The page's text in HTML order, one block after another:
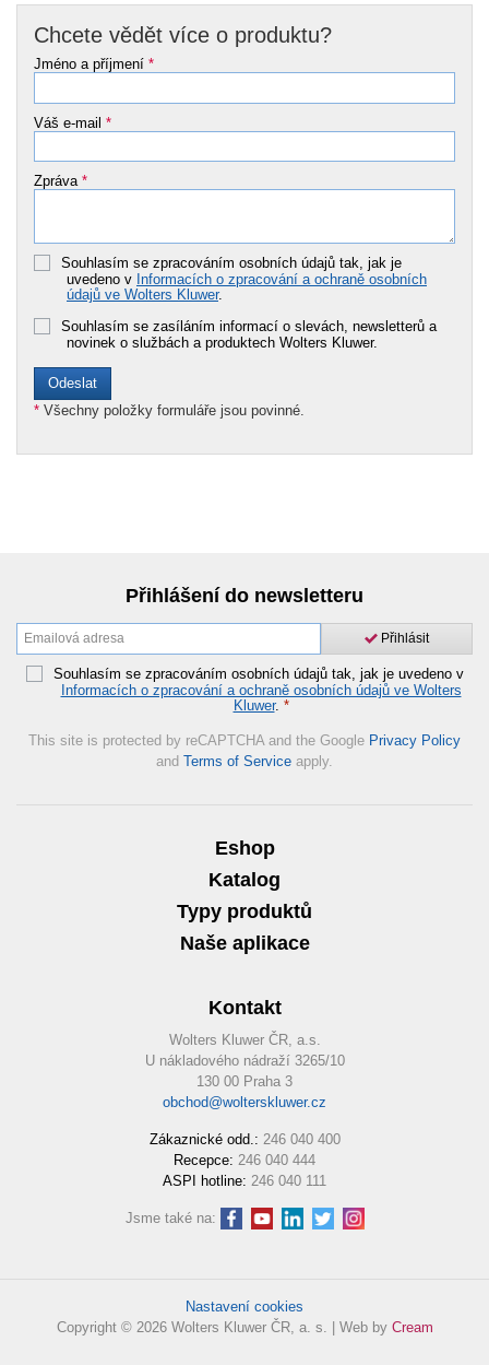
Chcete vědět více o produktu?
Jméno a příjmení *
Váš e-mail *
Zpráva *
Souhlasím se zpracováním osobních údajů tak, jak je
uvedeno v Informacích o zpracování a ochraně osobních
údajů ve Wolters Kluwer.
Souhlasím se zasíláním informací o slevách, newsletterů a
novinek o službách a produktech Wolters Kluwer.
* Všechny položky formuláře jsou povinné.
Přihlášení do newsletteru
Přihlásit
Souhlasím se zpracováním osobních údajů tak, jak je uvedeno v
Informacích o zpracování a ochraně osobních údajů ve Wolters
Kluwer. *
This site is protected by reCAPTCHA and the Google Privacy Policy
and Terms of Service apply.
Eshop
Katalog
Typy produktů
Naše aplikace
Kontakt
Wolters Kluwer ČR, a.s.
U nákladového nádraží 3265/10
130 00 Praha 3
obchod@wolterskluwer.cz
Zákaznické odd.: 246 040 400
Recepce: 246 040 444
ASPI hotline: 246 040 111
Jsme také na:
Nastavení cookies
Copyright © 2026 Wolters Kluwer ČR, a. s. | Web by Cream